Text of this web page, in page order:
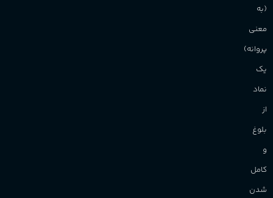
(به
معنی
پروانه)
یک
نماد
از
بلوغ
و
کامل
شدن